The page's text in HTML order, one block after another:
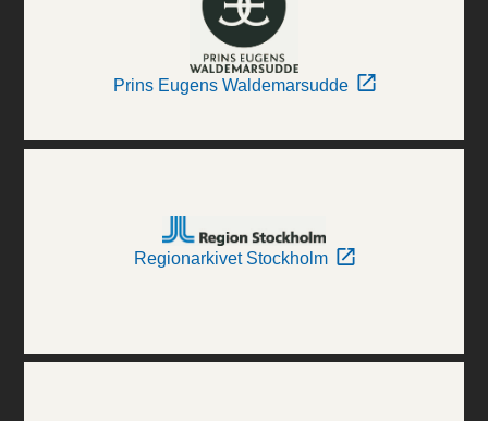
Prins Eugens Waldemarsudde
Regionarkivet Stockholm